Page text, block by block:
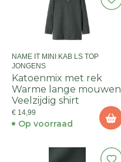
NAME IT MINI KAB LS TOP
JONGENS
Katoenmix met rek
Warme lange mouwen
Veelzijdig shirt
€ 14,99
Op voorraad